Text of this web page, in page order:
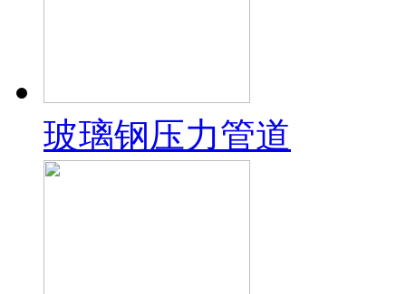
玻璃钢压力管道